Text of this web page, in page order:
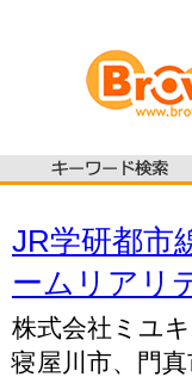
JR学研都市
ームリアリ
株式会社ミユ
寝屋川市、門